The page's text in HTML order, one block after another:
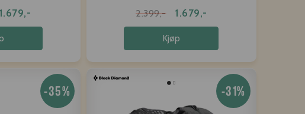
1.679,- 2.399,- 1.679,-
Kjøp
-35% -31%